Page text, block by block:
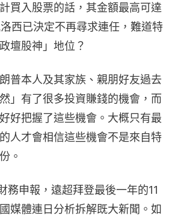
買入股票的話，其金額最高可達
西已決定不再尋求連任，難道特
壇股神」地位？
普本人及其家族、親朋好友過去
」有了很多投資賺錢的機會，而
好把握了這些機會。大概只有最
人才會相信這些機會不是來自特
。
務申報，遠超拜登最後一年的11
媒體連日分析拆解既大新聞。如